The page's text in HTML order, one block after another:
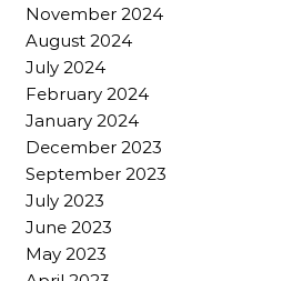
November 2024
August 2024
July 2024
February 2024
January 2024
December 2023
September 2023
July 2023
June 2023
May 2023